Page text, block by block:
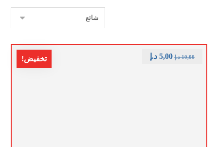
تخفيض! 10,00 د.إ 5,00 د.إ